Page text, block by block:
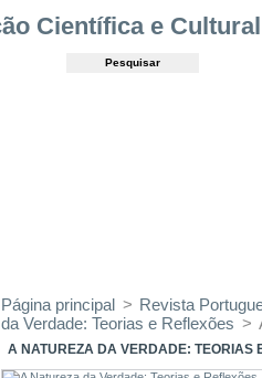
Página principal > Revista
da Verdade: Teorias e Reflexões >
A NATUREZA DA VERDADE: TEORIAS